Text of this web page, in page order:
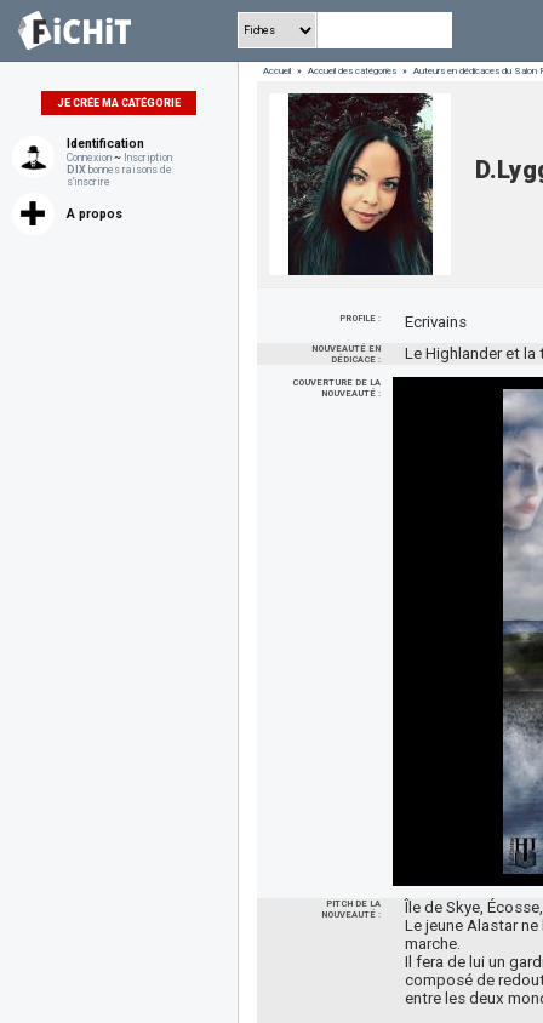
JE CRÉE MA CATÉGORIE
Identification
Connexion ~ Inscription
DIX bonnes raisons de
s'inscrire
A propos
Accueil » Accueil des catégories » Auteurs en dédicaces du Salon
PROFILE : Ecrivains
NOUVEAUTÉ EN
DÉDICACE :
Le Highlander et la
COUVERTURE DE LA
NOUVEAUTÉ :
PITCH DE LA
NOUVEAUTÉ :
Île de Skye,
Le jeune Alastar
marche.
Il fera de lui un
composé de
entre les deux